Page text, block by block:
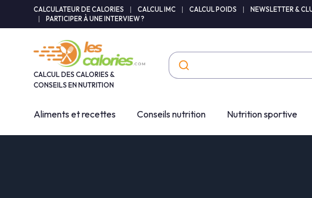
CALCULATEUR DE CALORIES CALCUL IMC CALCUL POIDS NEWSLETTER &
PARTICIPER À UNE INTERVIEW ?
CALCUL DES CALORIES &
CONSEILS EN NUTRITION
Aliments et recettes Conseils nutrition Nutrition sportive
Panneau de gestion des cookies